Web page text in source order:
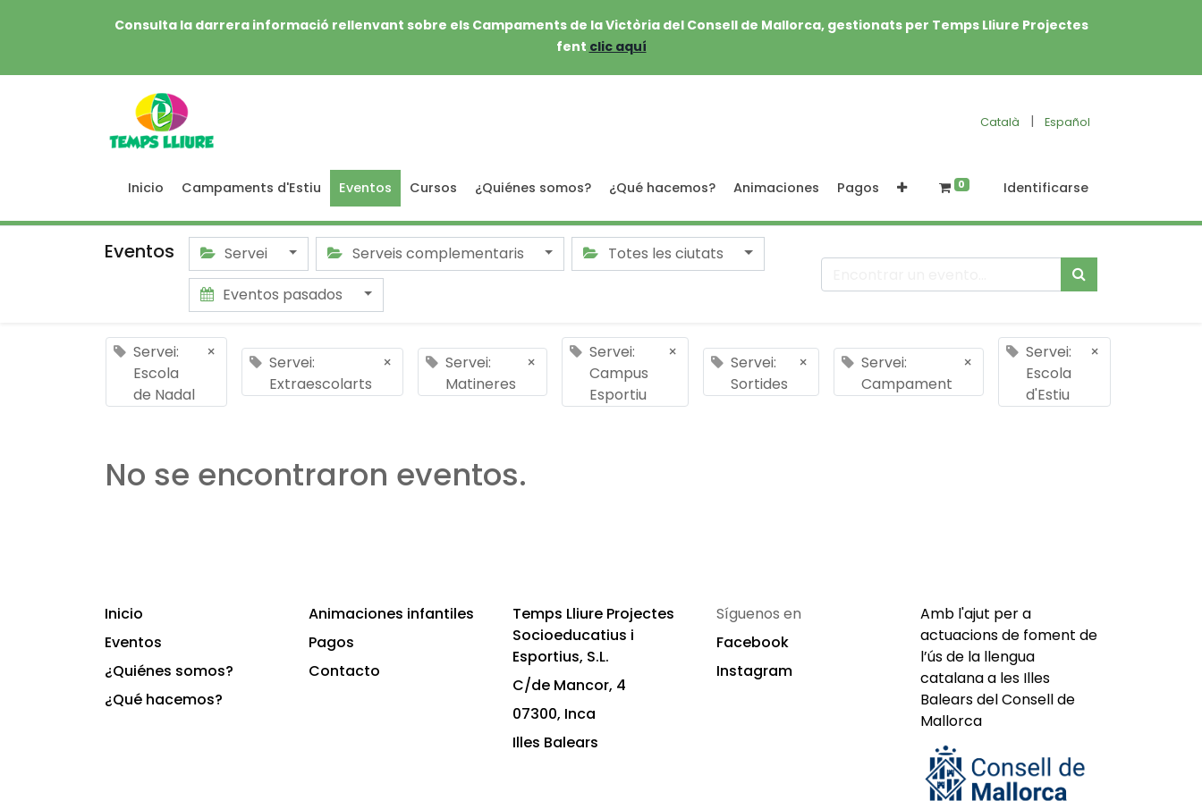
Consulta la darrera informació rellenvant sobre els Campaments de la Victòria del Consell de Mallorca, gestionats per Temps Lliure Projectes
fent clic aquí
Català | Español
Inicio Campaments d'Estiu Eventos Cursos ¿Quiénes somos? ¿Qué hacemos? Animaciones Pagos 0 Identificarse
Eventos Servei Serveis complementaris
Totes les ciutats
Eventos pasados
Servei:
Escola
de Nadal
×
Servei:
Extraescolarts
×
Servei:
Matineres
×
Servei:
Campus
Esportiu
×
Servei:
Sortides
×
Servei:
Campament
×
Servei:
Escola
d'Estiu
×
No se encontraron eventos.
Inicio
Eventos
¿Quiénes somos?
¿Qué hacemos?
Animaciones infantiles
Pagos
Contacto
Temps Lliure Projectes
Socioeducatius i
Esportius, S.L.
C/de Mancor, 4
07300, Inca
Illes Balears
Síguenos en
Facebook
Instagram
Amb l'ajut per a
actuacions de foment de
l’ús de la llengua
catalana a les Illes
Balears del Consell de
Mallorca